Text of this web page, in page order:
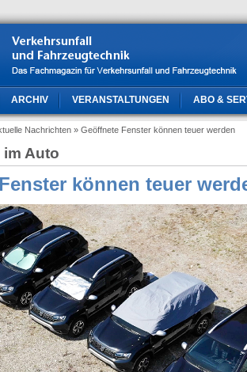
ARCHIV VERANSTALTUNGEN ABO &
Nachrichten » Geöffnete Fenster können teuer werden
Auto
können teuer